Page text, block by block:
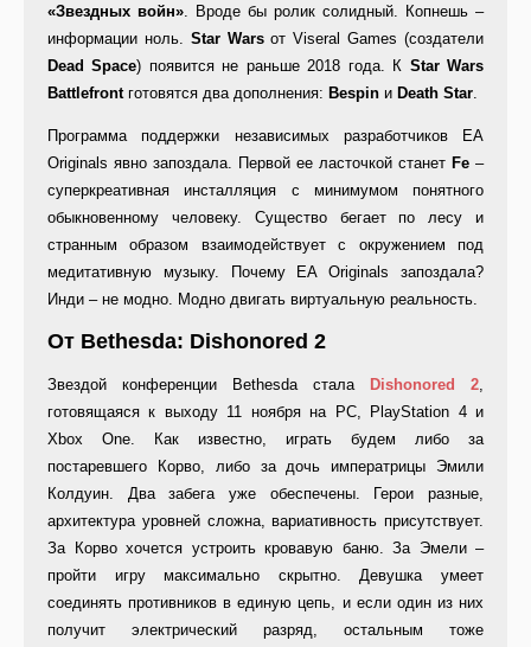
«Звездных войн». Вроде бы ролик солидный. Копнешь –
информации ноль. Star Warsот Viseral Games (создатели
Dead Space) появится не раньше 2018 года. К Star Wars
Battlefrontготовятся два дополнения: Bespin и Death Star.
Программа поддержки независимых разработчиков EA
Originals явно запоздала. Первой ее ласточкой станет Fe –
суперкреативная инсталляция с минимумом понятного
обыкновенному человеку. Существо бегает по лесу и
странным образом взаимодействует с окружением под
медитативную музыку. Почему EA Originals запоздала?
Инди – не модно. Модно двигать виртуальную реальность.
От Bethesda: Dishonored 2
Звездой конференции Bethesda стала Dishonored 2,
готовящаяся к выходу 11 ноября на PC, PlayStation 4 и
Xbox One. Как известно, играть будем либо за
постаревшего Корво, либо за дочь императрицы Эмили
Колдуин. Два забега уже обеспечены. Герои разные,
архитектура уровней сложна, вариативность присутствует.
За Корво хочется устроить кровавую баню. За Эмели –
пройти игру максимально скрытно. Девушка умеет
соединять противников в единую цепь, и если один из них
получит электрический разряд, остальным тоже